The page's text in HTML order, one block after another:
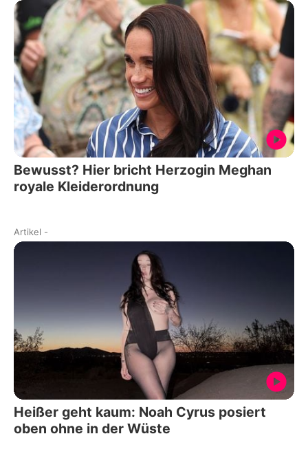
Bewusst? Hier bricht Herzogin Meghan
royale Kleiderordnung
Artikel -
Heißer geht kaum: Noah Cyrus posiert
oben ohne in der Wüste